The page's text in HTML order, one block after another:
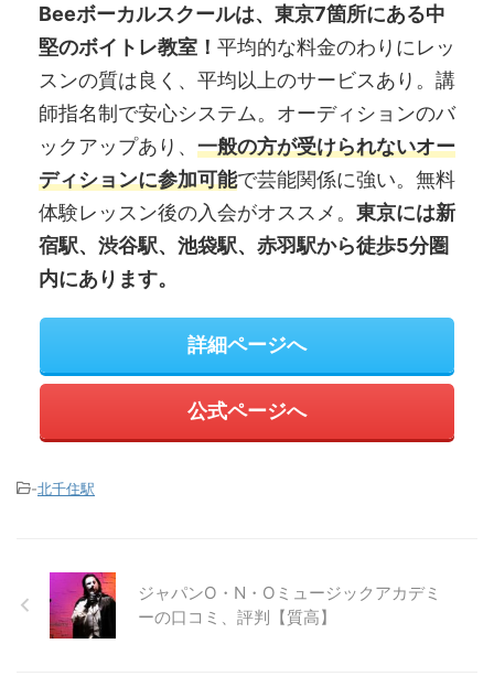
Beeボーカルスクールは、東京7箇所にある中
堅のボイトレ教室！ 平均的な料金のわりにレッ
スンの質は良く、平均以上のサービスあり。講
師指名制で安心システム。オーディションのバ
ックアップあり、 一般の方が受けられないオー
ディションに参加可能で芸能関係に強い。無料
体験レッスン後の入会がオススメ。 東京には新
宿駅、渋谷駅、池袋駅、赤羽駅から徒歩5分圏
内にあります。
詳細ページへ
公式ページへ
-北千住駅
ジャパンO・N・Oミュージックアカデミ
ーの口コミ、評判【質高】